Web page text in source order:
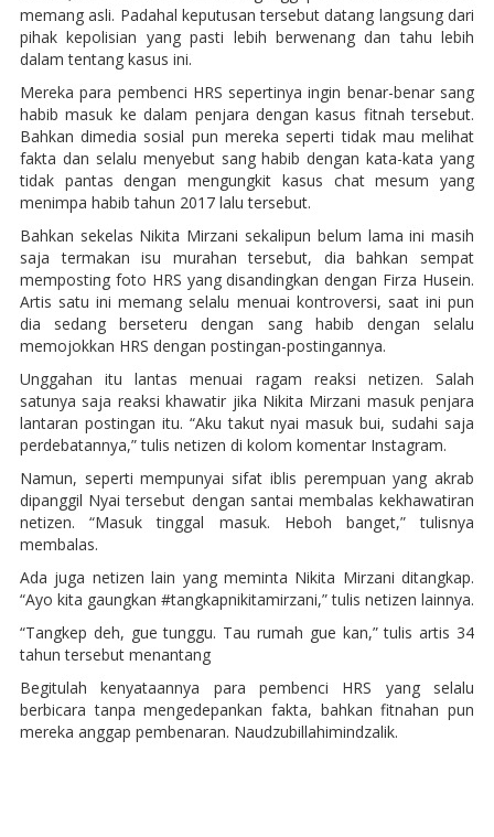
memang asli. Padahal keputusan tersebut datang langsung dari
pihak kepolisian yang pasti lebih berwenang dan tahu lebih
dalam tentang kasus ini.
Mereka para pembenci HRS sepertinya ingin benar-benar sang
habib masuk ke dalam penjara dengan kasus fitnah tersebut.
Bahkan dimedia sosial pun mereka seperti tidak mau melihat
fakta dan selalu menyebut sang habib dengan kata-kata yang
tidak pantas dengan mengungkit kasus chat mesum yang
menimpa habib tahun 2017 lalu tersebut.
Bahkan sekelas Nikita Mirzani sekalipun belum lama ini masih
saja termakan isu murahan tersebut, dia bahkan sempat
memposting foto HRS yang disandingkan dengan Firza Husein.
Artis satu ini memang selalu menuai kontroversi, saat ini pun
dia sedang berseteru dengan sang habib dengan selalu
memojokkan HRS dengan postingan-postingannya.
Unggahan itu lantas menuai ragam reaksi netizen. Salah
satunya saja reaksi khawatir jika Nikita Mirzani masuk penjara
lantaran postingan itu. “Aku takut nyai masuk bui, sudahi saja
perdebatannya,” tulis netizen di kolom komentar Instagram.
Namun, seperti mempunyai sifat iblis perempuan yang akrab
dipanggil Nyai tersebut dengan santai membalas kekhawatiran
netizen. “Masuk tinggal masuk. Heboh banget,” tulisnya
membalas.
Ada juga netizen lain yang meminta Nikita Mirzani ditangkap.
“Ayo kita gaungkan #tangkapnikitamirzani,” tulis netizen lainnya.
“Tangkep deh, gue tunggu. Tau rumah gue kan,” tulis artis 34
tahun tersebut menantang
Begitulah kenyataannya para pembenci HRS yang selalu
berbicara tanpa mengedepankan fakta, bahkan fitnahan pun
mereka anggap pembenaran. Naudzubillahimindzalik.